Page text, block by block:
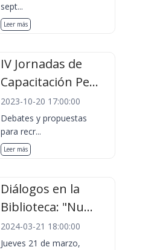
sept...
Leer más
IV Jornadas de
Capacitación Pe...
2023-10-20 17:00:00
Debates y propuestas
para recr...
Leer más
Diálogos en la
Biblioteca: "Nu...
2024-03-21 18:00:00
Jueves 21 de marzo,